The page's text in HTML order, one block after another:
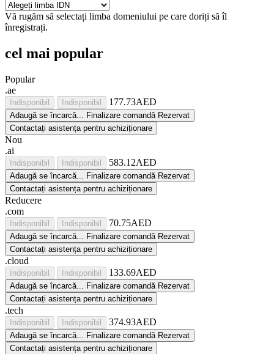
Vă rugăm să selectați limba domeniului pe care doriți să îl
înregistrați.
cel mai popular
Popular
.ae
Indisponibil Indisponibil 177.73AED
Adaugă se încarcă... Finalizare comandă Rezervat
Contactați asistența pentru achiziționare
Nou
.ai
Indisponibil Indisponibil 583.12AED
Adaugă se încarcă... Finalizare comandă Rezervat
Contactați asistența pentru achiziționare
Reducere
.com
Indisponibil Indisponibil 70.75AED
Adaugă se încarcă... Finalizare comandă Rezervat
Contactați asistența pentru achiziționare
.cloud
Indisponibil Indisponibil 133.69AED
Adaugă se încarcă... Finalizare comandă Rezervat
Contactați asistența pentru achiziționare
.tech
Indisponibil Indisponibil 374.93AED
Adaugă se încarcă... Finalizare comandă Rezervat
Contactați asistența pentru achiziționare